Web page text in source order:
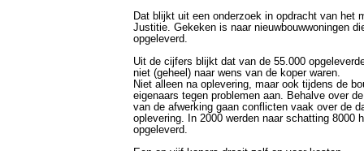
Dat blijkt uit een onderzoek in opdracht van het
Justitie. Gekeken is naar nieuwbouwwoningen
opgeleverd.
Uit de cijfers blijkt dat van de 55.000
niet (geheel) naar wens van de koper waren.
Niet alleen na oplevering, maar ook tijdens de
eigenaars tegen problemen aan. Behalve over
van de afwerking gaan conflicten vaak over de
oplevering. In 2000 werden naar schatting 8000
opgeleverd.